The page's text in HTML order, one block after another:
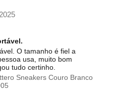
O tamanho é fiel a
usa, muito bom
tudo certinho.
Sneakers Couro Branco